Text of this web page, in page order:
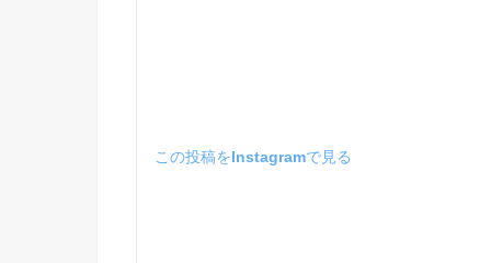
この投稿をInstagramで見る